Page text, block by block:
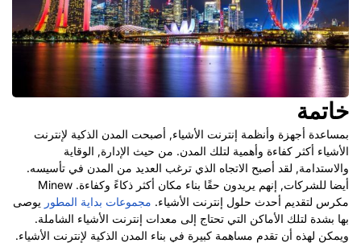
خاتمة
بمساعدة أجهزة وأنظمة إنترنت الأشياء, أصبحت المدن الذكية لإنترنت
الأشياء أكثر كفاءة وأهمية لتلك المدن. من حيث الإدارة, الوقاية
والاستدامة, لقد أصبح الاتجاه الذي ترغب العديد من المدن في تأسيسه.
أيضا للشركات, إنهم يريدون حقًا بناء مكان أكثر ذكاءً وكفاءة. Minew
مكرس لتقديم أحدث حلول إنترنت الأشياء. مجموعات بداية المطور يوصى
بها بشدة لتلك الأماكن التي تحتاج إلى معدات إنترنت الأشياء الشاملة.
ويمكن لهذه أن تقدم مساهمة كبيرة في بناء المدن الذكية لإنترنت الأشياء.